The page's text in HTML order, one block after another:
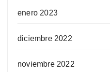
enero 2023
diciembre 2022
noviembre 2022